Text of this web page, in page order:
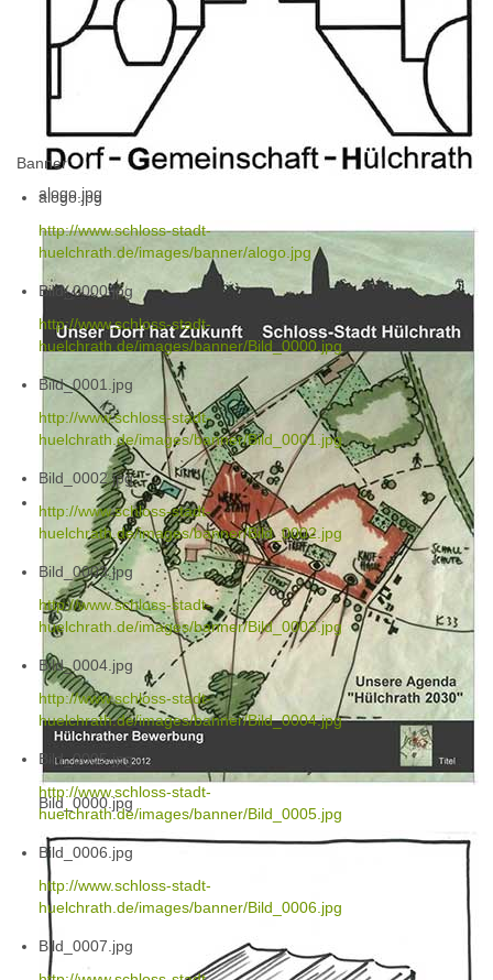
alogo.jpg
Bild_0000.jpg
Banner
alogo.jpg
http://www.schloss-stadt-
huelchrath.de/images/banner/alogo.jpg
Bild_0000.jpg
http://www.schloss-stadt-
huelchrath.de/images/banner/Bild_0000.jpg
Bild_0001.jpg
http://www.schloss-stadt-
huelchrath.de/images/banner/Bild_0001.jpg
Bild_0002.jpg
http://www.schloss-stadt-
huelchrath.de/images/banner/Bild_0002.jpg
Bild_0003.jpg
http://www.schloss-stadt-
huelchrath.de/images/banner/Bild_0003.jpg
Bild_0004.jpg
http://www.schloss-stadt-
huelchrath.de/images/banner/Bild_0004.jpg
Bild_0005.jpg
http://www.schloss-stadt-
huelchrath.de/images/banner/Bild_0005.jpg
Bild_0006.jpg
http://www.schloss-stadt-
huelchrath.de/images/banner/Bild_0006.jpg
Bild_0007.jpg